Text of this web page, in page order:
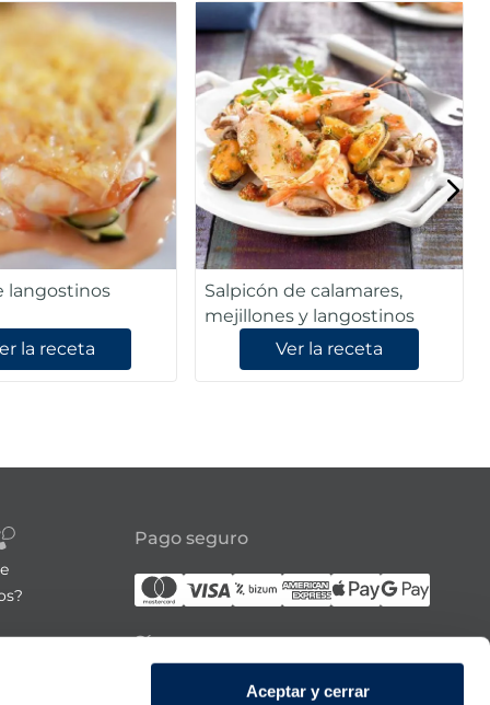
Aceptar y cerrar
langostinos
la receta
Salpicón de calamares,
mejillones y langostinos
Ver la receta
Pago seguro
Síguenos